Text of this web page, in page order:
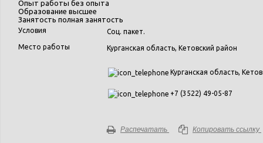
Опыт работы без опыта
Образование высшее
Занятость полная занятость
Условия
Соц. пакет.
Место работы
Курганская область, Кетовский район
Курганская область,
+7 (3522) 49-05-87
Распечатать Копировать ссылку